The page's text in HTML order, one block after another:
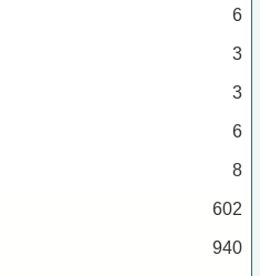
6
3
3
6
8
602
940